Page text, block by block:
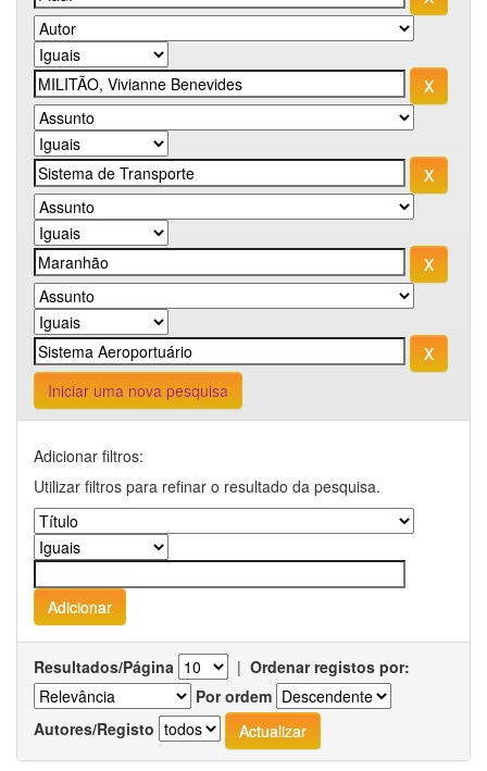
Iniciar uma nova pesquisa
Adicionar filtros:
Utilizar filtros para refinar o resultado da pesquisa.
Resultados/Página | Ordenar registos por:
Por ordem
Autores/Registo